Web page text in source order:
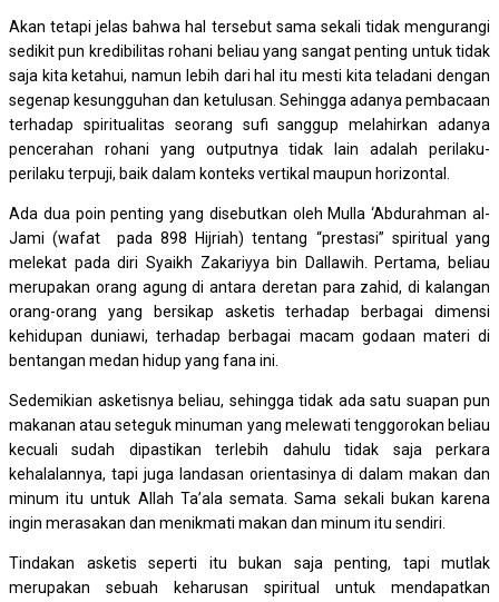
Akan tetapi jelas bahwa hal tersebut sama sekali tidak mengurangi
sedikit pun kredibilitas rohani beliau yang sangat penting untuk tidak
saja kita ketahui, namun lebih dari hal itu mesti kita teladani dengan
segenap kesungguhan dan ketulusan. Sehingga adanya pembacaan
terhadap spiritualitas seorang sufi sanggup melahirkan adanya
pencerahan rohani yang outputnya tidak lain adalah perilaku-
perilaku terpuji, baik dalam konteks vertikal maupun horizontal.
Ada dua poin penting yang disebutkan oleh Mulla ‘Abdurahman al-
Jami (wafat pada 898 Hijriah) tentang “prestasi” spiritual yang
melekat pada diri Syaikh Zakariyya bin Dallawih. Pertama, beliau
merupakan orang agung di antara deretan para zahid, di kalangan
orang-orang yang bersikap asketis terhadap berbagai dimensi
kehidupan duniawi, terhadap berbagai macam godaan materi di
bentangan medan hidup yang fana ini.
Sedemikian asketisnya beliau, sehingga tidak ada satu suapan pun
makanan atau seteguk minuman yang melewati tenggorokan beliau
kecuali sudah dipastikan terlebih dahulu tidak saja perkara
kehalalannya, tapi juga landasan orientasinya di dalam makan dan
minum itu untuk Allah Ta’ala semata. Sama sekali bukan karena
ingin merasakan dan menikmati makan dan minum itu sendiri.
Tindakan asketis seperti itu bukan saja penting, tapi mutlak
merupakan sebuah keharusan spiritual untuk mendapatkan